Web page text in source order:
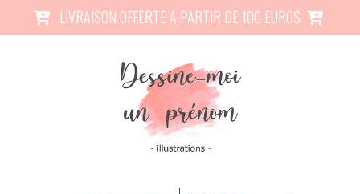
 LIVRAISON OFFERTE A PARTIR DE 100 EUROS 